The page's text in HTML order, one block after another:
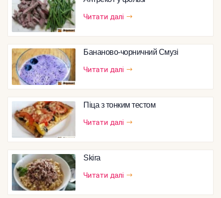
Читати далі
Бананово-чорничний Смузі
Читати далі
Піца з тонким тестом
Читати далі
Skira
Читати далі